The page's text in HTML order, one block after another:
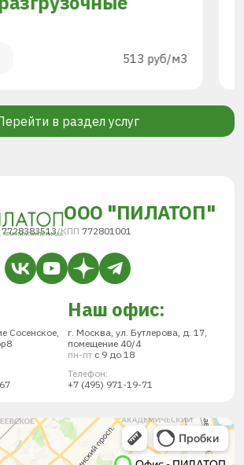
513 руб/м3
в раздел услуг
ООО "ПИЛАТОП"
7728383513/КПП 772801001
Сосенское,
Наш офис:
г. Москва, ул. Бутлерова, д. 17,
помещение 40/4
пн-пт с 9 до 18
Телефон:
+7 (495) 971-19-71